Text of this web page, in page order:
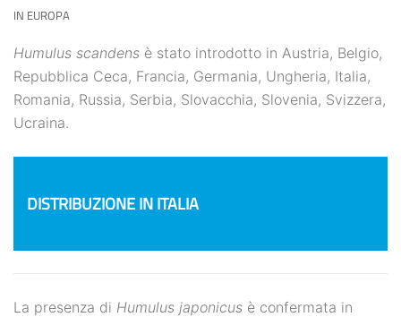
IN EUROPA
Humulus scandens è stato introdotto in Austria, Belgio,
Repubblica Ceca, Francia, Germania, Ungheria, Italia,
Romania, Russia, Serbia, Slovacchia, Slovenia, Svizzera,
Ucraina.
DISTRIBUZIONE IN ITALIA
La presenza di Humulus japonicus è confermata in